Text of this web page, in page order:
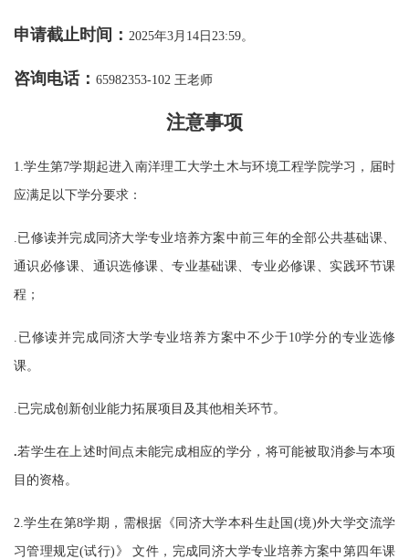
申请截止时间 ： 2025年3月14日23:59。
咨询电话： 65982353-102 王老师
注意事项
1.学生第7学期起进入南洋理工大学土木与环境工程学院学习，届时
应满足以下学分要求：
.已修读并完成同济大学专业培养方案中前三年的全部公共基础课、
通识必修课、通识选修课、专业基础课、专业必修课、实践环节课
程；
.已修读并完成同济大学专业培养方案中不少于10学分的专业选修
课。
.已完成创新创业能力拓展项目及其他相关环节。
.若学生在上述时间点未能完成相应的学分，将可能被取消参与本项
目的资格。
2.学生在第8学期，需根据《同济大学本科生赴国 (境)外大学交流学
习管理规定(试行) 》 文件，完成同济大学专业培养方案中第四年课